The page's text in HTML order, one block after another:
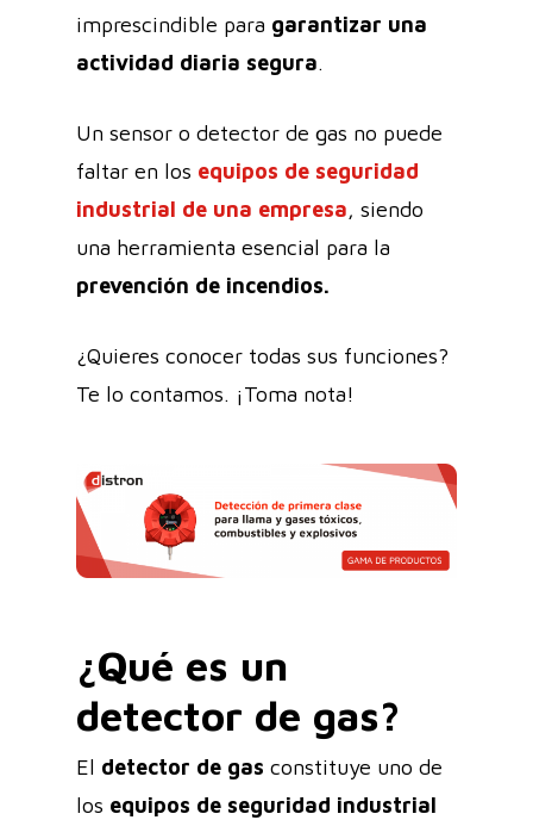
imprescindible para garantizar una
actividad diaria segura.
Un sensor o detector de gas no puede
faltar en los equipos de seguridad
industrial de una empresa, siendo
una herramienta esencial para la
prevención de incendios.
¿Quieres conocer todas sus funciones?
Te lo contamos. ¡Toma nota!
¿Qué es un
detector de gas?
El detector de gas constituye uno de
los equipos de seguridad industrial